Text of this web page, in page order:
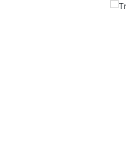
Bildergalerie überspringen